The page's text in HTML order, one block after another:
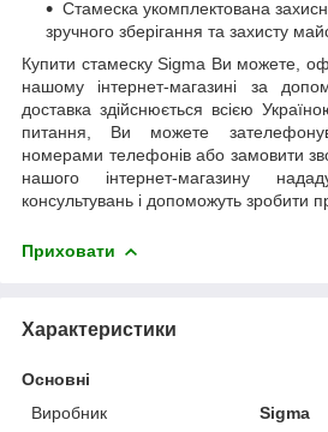
Стамеска укомплектована
зручного зберігання та захисту
Купити стамеску Sigma Ви можете,
нашому інтернет-магазині за
доставка здійснюється всією
питання, Ви можете
номерами телефонів або замовити
нашого інтернет-магазину
консультувань і допоможуть зробити
Приховати
Характеристики
Основні
Виробник
Sigma